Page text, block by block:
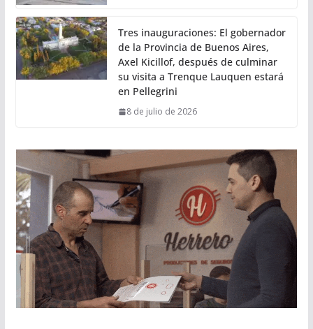
Tres inauguraciones: El gobernador
de la Provincia de Buenos Aires,
Axel Kicillof, después de culminar
su visita a Trenque Lauquen estará
en Pellegrini
8 de julio de 2026